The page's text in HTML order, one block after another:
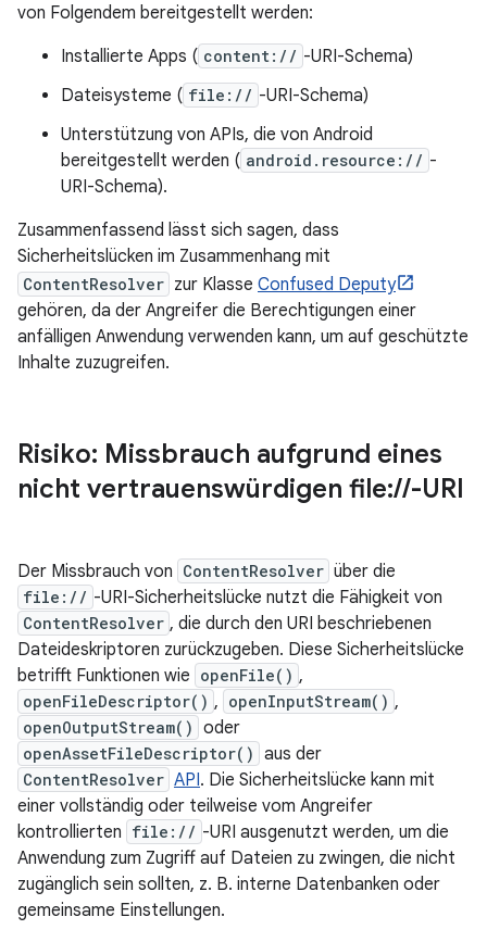
von Folgendem bereitgestellt werden:
Installierte Apps ( content:// -URI-Schema)
Dateisysteme ( file:// -URI-Schema)
Unterstützung von APIs, die von Android
bereitgestellt werden ( android.resource:// -
URI-Schema).
Zusammenfassend lässt sich sagen, dass
Sicherheitslücken im Zusammenhang mit
ContentResolver zur Klasse Confused Deputy
gehören, da der Angreifer die Berechtigungen einer
anfälligen Anwendung verwenden kann, um auf geschützte
Inhalte zuzugreifen.
Risiko: Missbrauch aufgrund eines
nicht vertrauenswürdigen file://-URI
Der Missbrauch von ContentResolver über die
file:// -URI-Sicherheitslücke nutzt die Fähigkeit von
ContentResolver , die durch den URI beschriebenen
Dateideskriptoren zurückzugeben. Diese Sicherheitslücke
betrifft Funktionen wie openFile() ,
openFileDescriptor() , openInputStream() ,
openOutputStream() oder
openAssetFileDescriptor() aus der
ContentResolver API. Die Sicherheitslücke kann mit
einer vollständig oder teilweise vom Angreifer
kontrollierten file:// -URI ausgenutzt werden, um die
Anwendung zum Zugriff auf Dateien zu zwingen, die nicht
zugänglich sein sollten, z. B. interne Datenbanken oder
gemeinsame Einstellungen.